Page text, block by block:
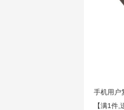
手机用户
【满1件